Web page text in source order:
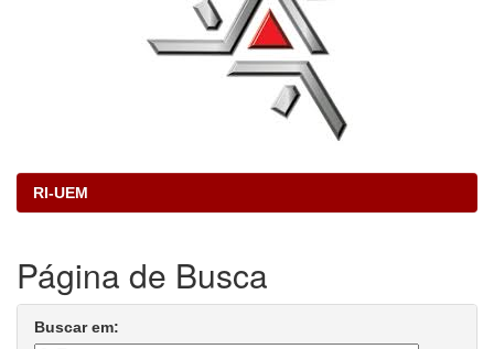
RI-UEM
Página de Busca
Buscar em: